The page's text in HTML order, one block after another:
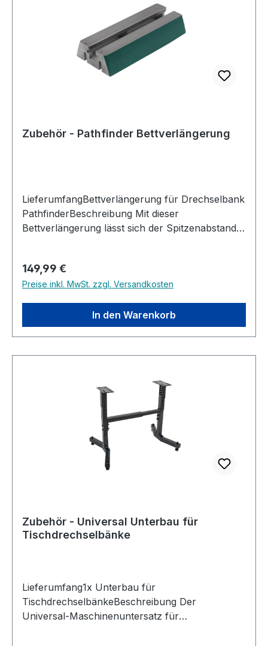
Zubehör - Pathfinder Bettverlängerung
LieferumfangBettverlängerung für Drechselbank
PathfinderBeschreibung Mit dieser
Bettverlängerung lässt sich der Spitzenabstand
können auch längere Werkstücke wie
Tischbeine, Treppensprossen oder Säulen
problemlos bearbeitet werden. Die stabile
Konstruktion gewährleistet präzises und
vibrationsarmes Arbeiten. Die Bettverlängerung
und erweitert die Einsatzmöglichkeiten der
Heimwerker und professionelle Drechsler.
Eigenschaften: Erweiterung des Spitzenabstands
für lange Werkstücke und mehr
FlexibilitätRobuste und stabile Ausführung für
präzises ArbeitenEinfache und schnelle Montage
am vorhandenen Maschinenbett
Regulärer Preis:
149,99 €
Preise inkl. MwSt. zzgl. Versandkosten
In den Warenkorb
Zubehör - Universal Unterbau für
Tischdrechselbänke
Lieferumfang1x Unterbau für
TischdrechselbänkeBeschreibung Der
Universal-Maschinenuntersatz für